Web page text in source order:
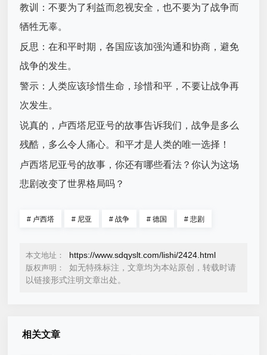
教训：不要为了利益而忽视安全，也不要为了战争而
牺牲无辜。
反思：在和平时期，各国应该加强沟通和协商，避免
战争的发生。
警示：人类应该珍惜生命，珍惜和平，不要让战争再
次发生。
说真的，卢西塔尼亚号的故事告诉我们，战争是多么
残酷，多么令人痛心。和平才是人类的唯一选择！
卢西塔尼亚号的故事，你还有哪些看法？你认为这场
悲剧改变了世界格局吗？
# 卢西塔 # 尼亚 # 战争 # 德国 # 悲剧
本文地址： https://www.sdqyslt.com/lishi/2424.html
版权声明：
如无特殊标注，文章均为本站原创，转载时请
以链接形式注明文章出处。
相关文章